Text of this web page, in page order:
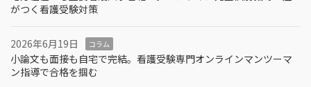
がつく看護受験対策
2026年6月19日 コラム
小論文も面接も自宅で完結。看護受験専門オンラインマンツーマ
ン指導で合格を掴む